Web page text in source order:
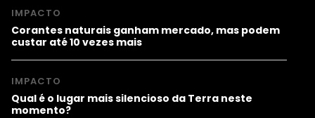
IMPACTO
Corantes naturais ganham mercado, mas podem
custar até 10 vezes mais
IMPACTO
Qual é o lugar mais silencioso da Terra neste
momento?